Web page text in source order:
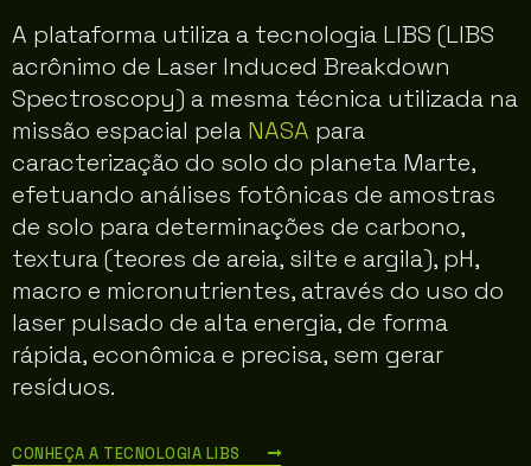
A plataforma utiliza a tecnologia LIBS (LIBS
acrônimo de Laser Induced Breakdown
Spectroscopy) a mesma técnica utilizada na
missão espacial pela NASA para
caracterização do solo do planeta Marte,
efetuando análises fotônicas de amostras
de solo para determinações de carbono,
textura (teores de areia, silte e argila), pH,
macro e micronutrientes, através do uso do
laser pulsado de alta energia, de forma
rápida, econômica e precisa, sem gerar
resíduos.
CONHEÇA A TECNOLOGIA LIBS